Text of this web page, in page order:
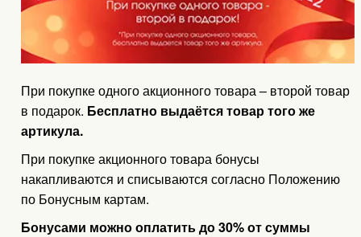
При покупке одного акционного товара – второй товар
в подарок. Бесплатно выдаётся товар того же
артикула.
При покупке акционного товара бонусы
накапливаются и списываются согласно Положению
по Бонусным картам.
Бонусами можно оплатить до 30% от суммы